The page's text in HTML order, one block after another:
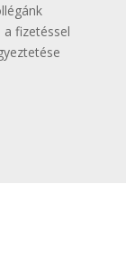
fizetéssel